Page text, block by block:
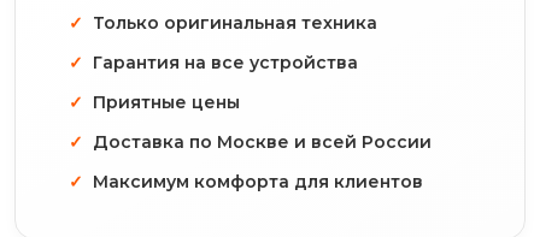
Только оригинальная техника
Гарантия на все устройства
Приятные цены
Доставка по Москве и всей России
Максимум комфорта для клиентов